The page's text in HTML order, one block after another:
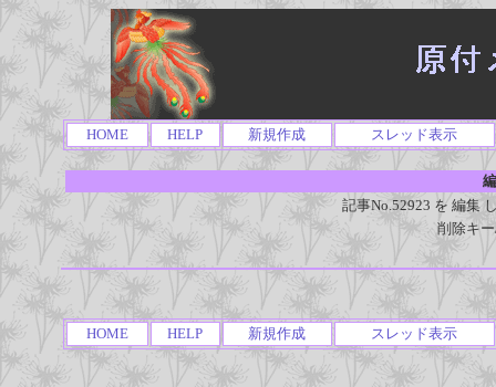
HOME HELP 新規作成 スレッド表示
記事No.52923 を 編集
削除キ
HOME HELP 新規作成 スレッド表示